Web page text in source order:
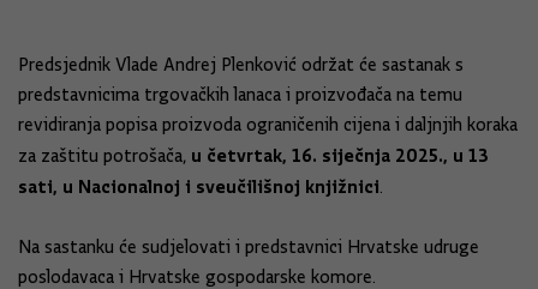
Predsjednik Vlade Andrej Plenković održat će sastanak s
predstavnicima trgovačkih lanaca i proizvođača na temu
revidiranja popisa proizvoda ograničenih cijena i daljnjih koraka
za zaštitu potrošača, u četvrtak, 16. siječnja 2025., u 13
sati, u Nacionalnoj i sveučilišnoj knjižnici.
Na sastanku će sudjelovati i predstavnici Hrvatske udruge
poslodavaca i Hrvatske gospodarske komore.